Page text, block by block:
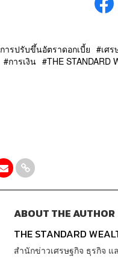
การปรับขึ้นอัตราดอกเบี้ย เศร
การเงิน THE STANDARD
ABOUT THE AUTHOR
THE STANDARD
สำนักข่าวเศรษฐกิจ ธุรกิจ แ